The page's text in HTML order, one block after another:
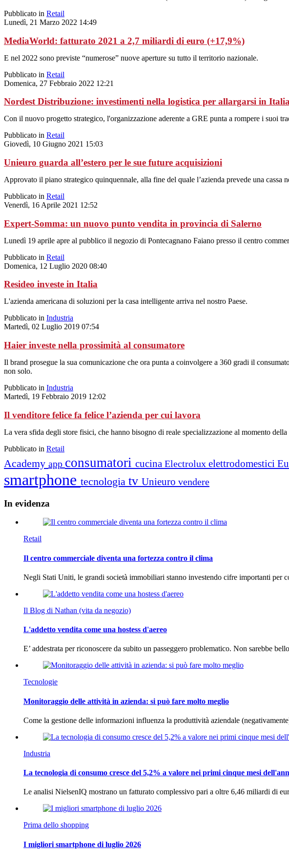
Pubblicato in Retail
Lunedì, 21 Marzo 2022 14:49
MediaWorld: fatturato 2021 a 2,7 miliardi di euro (+17,9%)
E nel 2022 sono previste “numerose” nuove aperture su tutto il territorio nazionale.
Pubblicato in Retail
Domenica, 27 Febbraio 2022 12:21
Nordest Distribuzione: investimenti nella logistica per allargarsi in
Con il nuovo progetto strategico, l'organizzazione aderente a GRE punta a rompere i suoi
Pubblicato in Retail
Giovedì, 10 Giugno 2021 15:03
Unieuro guarda all’estero per le sue future acquisizioni
Approvato il piano strategico quinquennale, alla fine del quale l’azienda prevede una
Pubblicato in Retail
Venerdì, 16 Aprile 2021 12:52
Expert-Somma: un nuovo punto vendita in provincia di Salerno
Lunedì 19 aprile apre al pubblico il negozio di Pontecagnano Faiano presso il centro
Pubblicato in Retail
Domenica, 12 Luglio 2020 08:40
Resideo investe in Italia
L'azienda americana di soluzioni per la casa intelligente arriva nel nostro Paese.
Pubblicato in Industria
Martedì, 02 Luglio 2019 07:54
Haier investe nella prossimità al consumatore
Il brand prosegue la sua comunicazione che ora punta a coinvolgere a 360 gradi il
non solo.
Pubblicato in Industria
Martedì, 19 Febbraio 2019 12:02
Il venditore felice fa felice l’azienda per cui lavora
La vera sfida degli store fisici, che hanno bisogno di reale specializzazione al momento
Pubblicato in Retail
Academy app consumatori cucina Electrolux elettrodomestici
smartphone tecnologia tv Unieuro vendere
In evidenza
Retail
Il centro commerciale diventa una fortezza contro il clima
Negli Stati Uniti, le grandi società immobiliari stanno investendo cifre importanti per
Il Blog di Nathan (vita da negozio)
L'addetto vendita come una hostess d'aereo
E’ addestrata per riconoscere da subito un passeggero problematico. Non sarebbe
Tecnologie
Monitoraggio delle attività in azienda: si può fare molto meglio
Come la gestione delle informazioni influenza la produttività aziendale
Industria
La tecnologia di consumo cresce del 5,2% a valore nei primi cinque mesi
Le analisi NielsenIQ mostrano un fatturato complessivo pari a oltre 6,46 miliardi di
Prima dello shopping
I migliori smartphone di luglio 2026